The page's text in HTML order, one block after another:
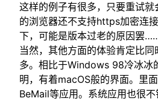
这样的例子有很多，只要重试
的浏览器还不支持https加密连
下，可能是版本过老的原因罢
当然，其他方面的体验肯定比
多。相比于Windows 98冷冰冰
明，有着macOS般的界面。里面
BeMail等应用。系统应用也很